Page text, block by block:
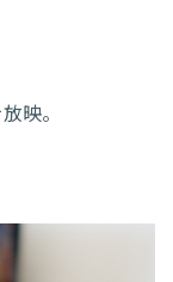
映。